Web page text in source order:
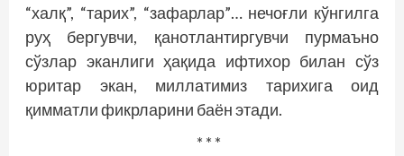
“халқ”, “тарих”, “зафарлар”… нечоғли кўнгилга
руҳ бергувчи, қанотлантиргувчи пурмаъно
сўзлар эканлиги ҳақида ифтихор билан сўз
юритар экан, миллатимиз тарихига оид
қимматли фикрларини баён этади.
* * *